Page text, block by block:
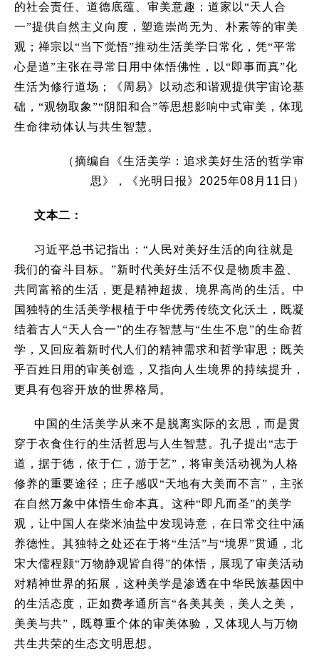
的社会责任、道德底蕴、审美意趣；道家以“天人合
一”提供自然主义向度，塑造崇尚无为、朴素等的审美
观；禅宗以“当下觉悟”推动生活美学日常化，凭“平常
心是道”主张在寻常日用中体悟佛性，以“即事而真”化
生活为修行道场；《周易》以动态和谐观提供宇宙论基
础， “观物取象”“阴阳和合”等思想影响中式审美，体现
生命律动体认与共生智慧。
（摘编自《生活美学：追求美好生活的哲学审
思》，《光明日报》 2025年08 月 11 日）
文本二：
习近平总书记指出： “ 人民对美好生活的向往就是
我们的奋斗目标。 ”新时代美好生活不仅是物质丰盈、
共同富裕的生活，更是精神超拔、境界高尚的生活。中
国独特的生活美学根植于中华优秀传统文化沃土，既凝
结着古人 “天人合一”的生存智慧与“生生不息”的生命哲
学，又回应着新时代人们的精神需求和哲学审思；既关
乎百姓日用的审美创造，又指向人生境界的持续提升，
更具有包容开放的世界格局。
中国的生活美学从来不是脱离实际的玄思，而是贯
穿于衣食住行的生活哲思与人生智慧。孔子提出“志于
道，据于德，依于仁，游于艺” ，将审美活动视为人格
修养的重要途径；庄子感叹“天地有大美而不言” ，主张
在自然万象中体悟生命本真。这种“即凡而圣”的美学
观，让中国人在柴米油盐中发现诗意，在日常交往中涵
养德性。其独特之处还在于将“生活”与“境界”贯通，北
宋大儒程颢“万物静观皆自得”的体悟，展现了审美活动
对精神世界的拓展，这种美学是渗透在中华民族基因中
的生活态度，正如费孝通所言“各美其美，美人之美，
美美与共” ，既尊重个体的审美体验，又体现人与万物
共生共荣的生态文明思想。